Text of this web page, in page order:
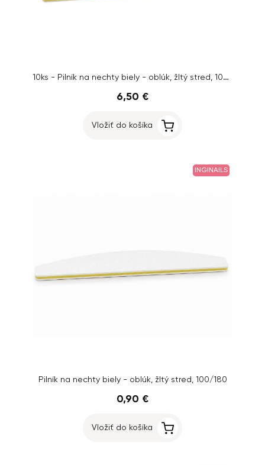
10ks - Pilník na nechty biely - oblúk, žltý stred, 100/180
6,50 €
Vložiť do košíka
INGINAILS
Pilník na nechty biely - oblúk, žltý stred, 100/180
0,90 €
Vložiť do košíka